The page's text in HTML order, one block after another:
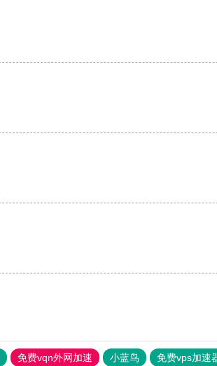
免费vqn外网加速 小蓝鸟 免费vps加速